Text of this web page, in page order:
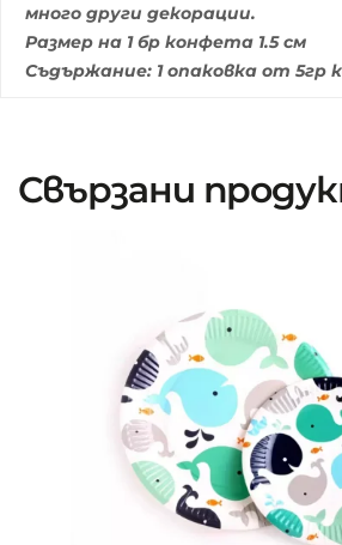
много други декорации.
Размер на 1 бр конфета 1.5 см
Съдържание: 1 опаковка от 5гр
Свързани